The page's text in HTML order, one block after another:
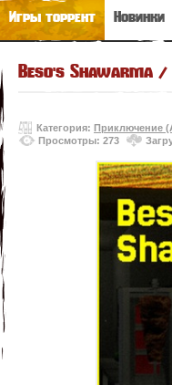
Игры торрент Новинки
Beso's Shawarma
Категория: Приключение
Просмотры: 273